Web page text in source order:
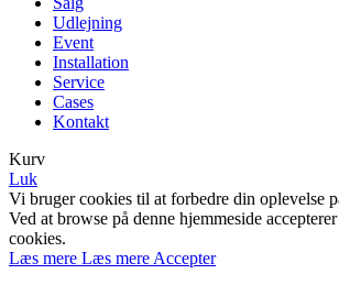
Udlejning
Event
Installation
Service
Cases
Kontakt
Kurv
Luk
Vi bruger cookies til at forbedre din oplevelse
Ved at browse på denne hjemmeside
cookies.
Læs mere Læs mere Accepter